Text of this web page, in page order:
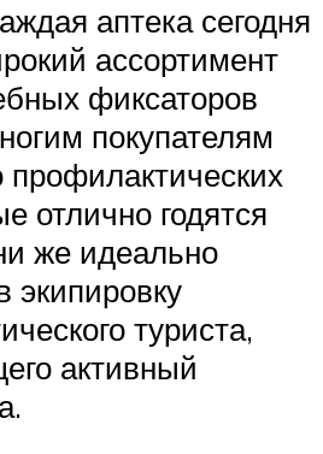
аптека сегодня
ассортимент
фиксаторов
покупателям
профилактических
отлично годятся
же идеально
экипировку
туриста,
активный